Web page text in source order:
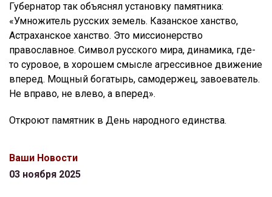
Губернатор так объяснял установку памятника:
«Умножитель русских земель. Казанское ханство,
Астраханское ханство. Это миссионерство
православное. Символ русского мира, динамика, где-
то суровое, в хорошем смысле агрессивное движение
вперед. Мощный богатырь, самодержец, завоеватель.
Не вправо, не влево, а вперед».
Откроют памятник в День народного единства.
Ваши Новости
03 ноября 2025